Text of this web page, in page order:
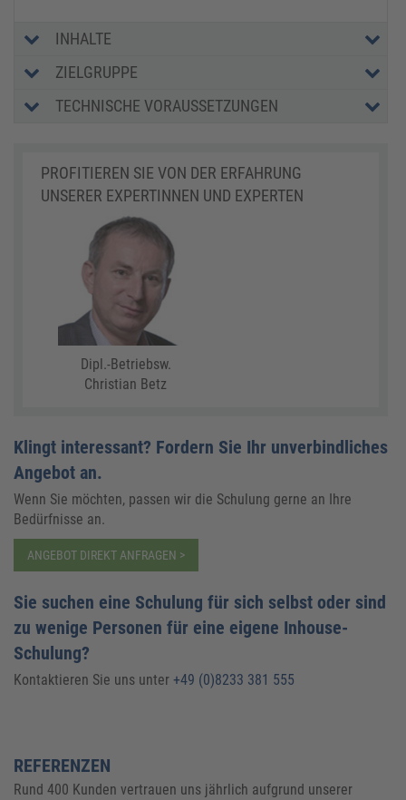
INHALTE
ZIELGRUPPE
TECHNISCHE VORAUSSETZUNGEN
PROFITIEREN SIE VON DER ERFAHRUNG
UNSERER EXPERTINNEN UND EXPERTEN
Dipl.-Betriebsw.
Christian Betz
Klingt interessant? Fordern Sie Ihr unverbindliches
Angebot an.
Wenn Sie möchten, passen wir die Schulung gerne an Ihre
Bedürfnisse an.
ANGEBOT DIREKT ANFRAGEN >
Sie suchen eine Schulung für sich selbst oder sind
zu wenige Personen für eine eigene Inhouse-
Schulung?
Kontaktieren Sie uns unter +49 (0)8233 381 555
REFERENZEN
Rund 400 Kunden vertrauen uns jährlich aufgrund unserer